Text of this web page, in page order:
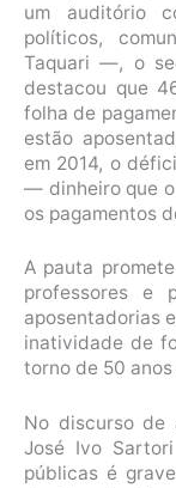
um auditório
políticos,
Taquari —, o
destacou que
folha de
estão
em 2014, o
— dinheiro que
os pagamentos
A pauta
professores e
aposentadorias
inatividade de
torno de 50
No discurso de
José Ivo
públicas é